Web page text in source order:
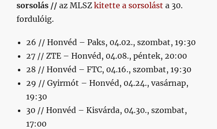
sorsolás //az MLSZkitette a sorsolást a 30.
fordulóig.
26 // Honvéd – Paks, 04.02., szombat, 19:30
27 // ZTE – Honvéd, 04.08., péntek, 20:00
28 // Honvéd – FTC, 04.16., szombat, 19:30
29 // Gyirmót – Honvéd, 04.24., vasárnap,
19:30
30 // Honvéd – Kisvárda, 04.30., szombat,
17:00